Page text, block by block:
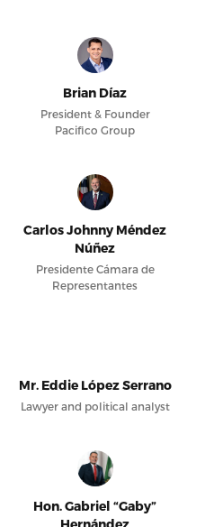
Brian Díaz
President & Founder
Pacifico Group
Carlos Johnny Méndez
Núñez
Presidente Cámara de
Representantes
Mr. Eddie López Serrano
Lawyer and political analyst
Hon. Gabriel “Gaby”
Hernández